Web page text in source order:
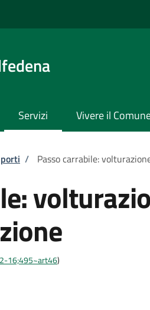
Servizi Vivere il
/ Passo carrabile:
16;495~art46)